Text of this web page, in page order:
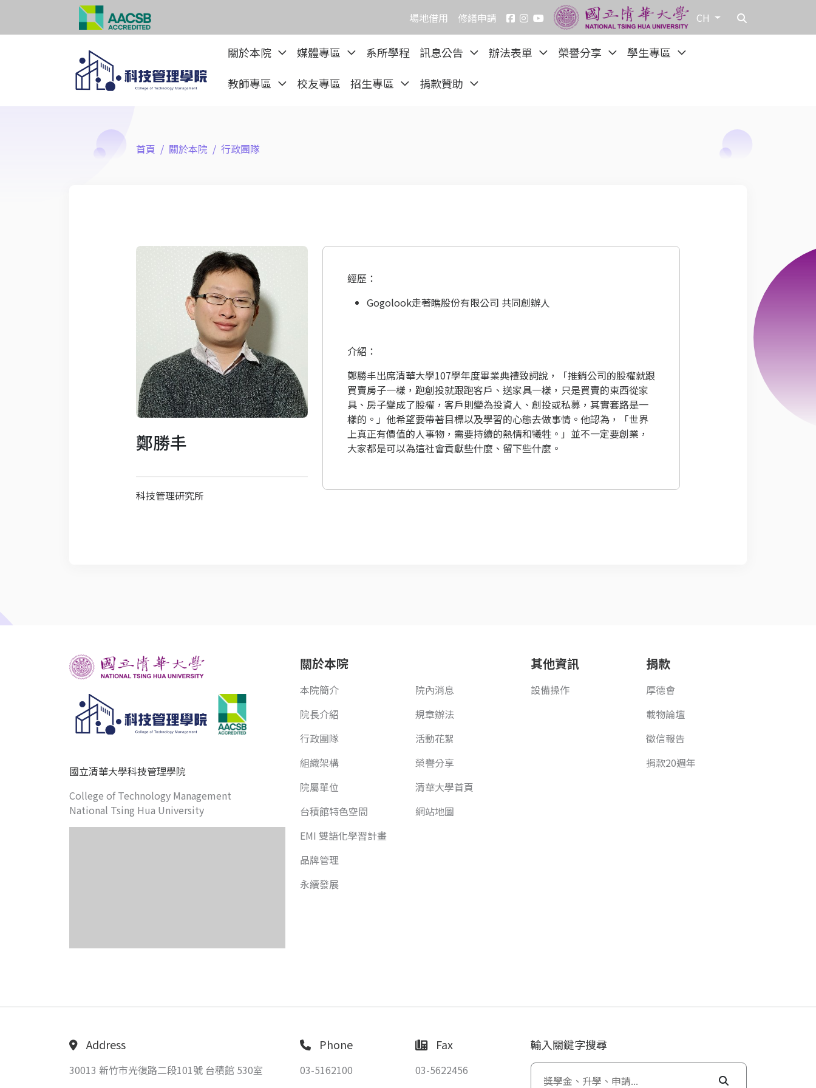
場地借用 修繕申請 CH
關於本院 媒體專區 系所學程 訊息公告 辦法表單 榮譽分享
學生專區
教師專區
校友專區 招生專區 捐款贊助
首頁 關於本院 行政團隊
鄭勝丰
科技管理研究所
經歷：
Gogolook走著瞧股份有限公司 共同創辦人
介紹：
鄭勝丰出席清華大學107學年度畢業典禮致詞說，「推銷公司的股權就跟
買賣房子一樣，跑創投就跟跑客戶、送家具一樣，只是買賣的東西從家
具、房子變成了股權，客戶則變為投資人、創投或私募，其實套路是一
樣的。」他希望要帶著目標以及學習的心態去做事情。他認為，「世界
上真正有價值的人事物，需要持續的熱情和犧牲。」並不一定要創業，
大家都是可以為這社會貢獻些什麼、留下些什麼。
國立清華大學科技管理學院
College of Technology Management
National Tsing Hua University
關於本院
本院簡介
院長介紹
行政團隊
組織架構
院屬單位
台積館特色空間
EMI 雙語化學習計畫
品牌管理
永續發展
院內消息
規章辦法
活動花絮
榮譽分享
清華大學首頁
網站地圖
其他資訊
設備操作
捐款
厚德會
載物論壇
徵信報告
捐款20週年
Address
30013 新竹市光復路二段101號 台積館 530室
Phone
03-5162100
Fax
03-5622456
輸入關鍵字搜尋